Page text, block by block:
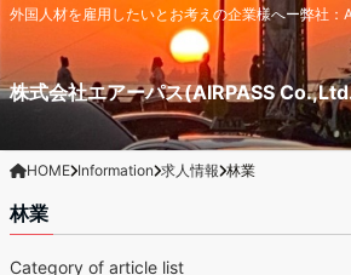
外国人材を雇用したいとお考えの企業様へー弊社：
株式会社エアーパス(AIRPASS
HOME Information 求人情報 林業
林業
Category of article list